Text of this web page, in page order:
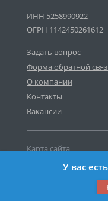
ИНН 5258990922
ОГРН 1142450261612
Задать вопрос
Форма обратной
О компании
Контакты
Вакансии
©2019-2026 Все
Карта сайта
ПолитикаУ вас